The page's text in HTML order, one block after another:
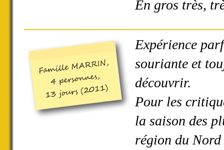
En gros très,
Expérience
souriante et
découvrir.
Pour les
la saison des
région du Nord